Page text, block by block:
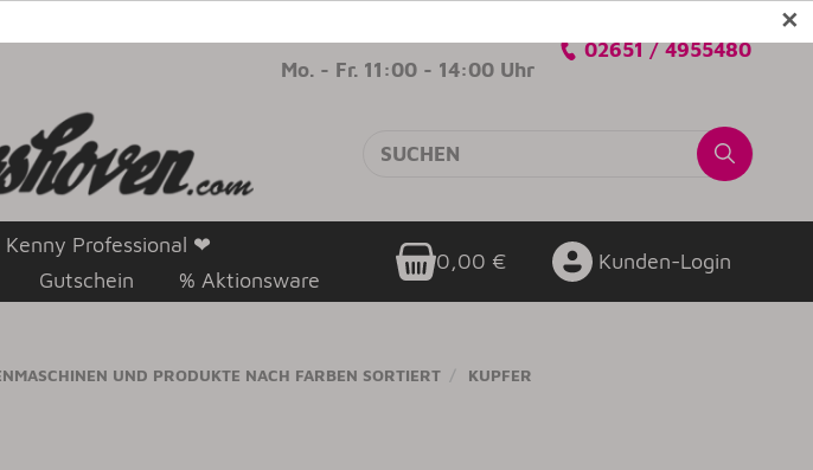
✕
Mo. - Fr. 11:00 - 14:00 Uhr
02651 / 4955480
Professional ❤
Gutschein % Aktionsware
0,00 € Kunden-Login
UND PRODUKTE NACH FARBEN SORTIERT KUPFER